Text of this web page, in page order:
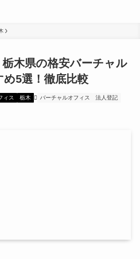
栃木県の格安バーチャル
5選！徹底比較
ィス 栃木 バーチャルオフィス 法人登記